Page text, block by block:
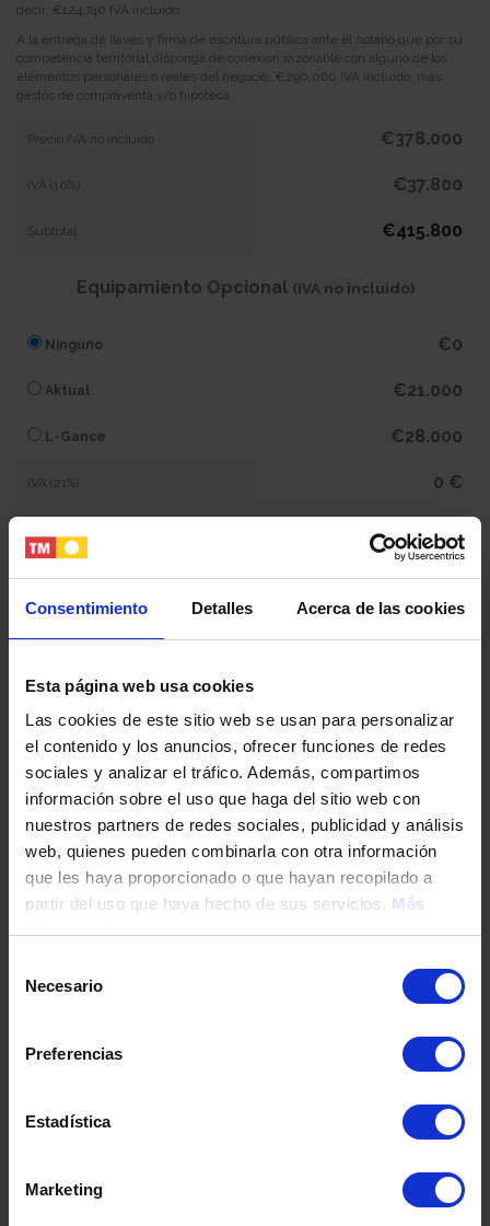
Consentimiento Detalles Acerca de las cookies
Esta página web usa cookies
Las cookies de este sitio web se usan para personalizar
el contenido y los anuncios, ofrecer funciones de redes
sociales y analizar el tráfico. Además, compartimos
información sobre el uso que haga del sitio web con
nuestros partners de redes sociales, publicidad y análisis
web, quienes pueden combinarla con otra información
que les haya proporcionado o que hayan recopilado a
partir del uso que haya hecho de sus servicios. Más
Necesario
Preferencias
Estadística
Marketing
Tu nombre y apellidos
Tu teléfono
DNI / Pasaporte / NIE
Código postal
decir, €124.740 IVA incluido
A la entrega de llaves y firma de escritura pública ante el notario que por su
competencia territorial disponga de conexión razonable con alguno de los
elementos personales o reales del negocio, €290.060 IVA incluido, más
gastos de compraventa y/o hipoteca
Precio IVA no incluido €378.000
IVA (10%) €37.800
Subtotal €415.800
Equipamiento Opcional (IVA no incluido)
Ninguno €0
Aktual €21.000
L-Gance €28.000
IVA (21%) 0 €
0 €
Total 415.800 €